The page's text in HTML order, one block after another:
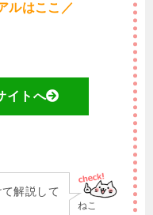
ルはここ／
イトへ
ねこ
解説して